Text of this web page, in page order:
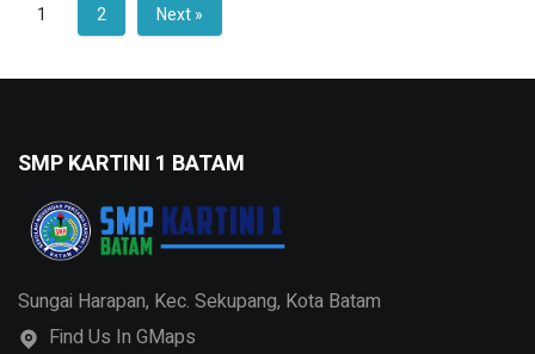
1 2 Next »
SMP KARTINI 1 BATAM
Sungai Harapan, Kec. Sekupang, Kota Batam
Find Us In GMaps